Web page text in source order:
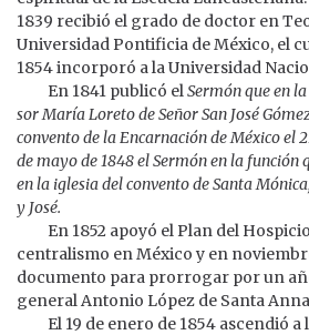
1839 recibió el grado de doctor en
Universidad Pontificia de México, el
1854 incorporó a la Universidad
En 1841 publicó elSermón que en
sor María Loreto de Señor San José
convento de la Encarnación de México el
de mayo de 1848 el Sermón en la función
en la iglesia del convento de Santa
y José.
En 1852 apoyó el Plan del
centralismo en México y en
documento para prorrogar por un
general Antonio López de Santa
El 19 de enero de 1854 ascendió